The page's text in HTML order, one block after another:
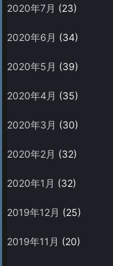
2020年7月 (23)
2020年6月 (34)
2020年5月 (39)
2020年4月 (35)
2020年3月 (30)
2020年2月 (32)
2020年1月 (32)
2019年12月 (25)
2019年11月 (20)